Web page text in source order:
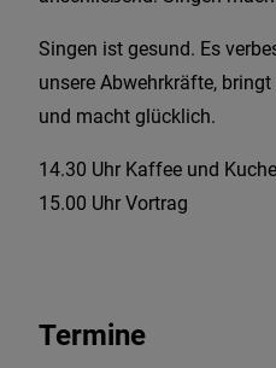
Singen ist gesund. Es
unsere Abwehrkräfte,
und macht glücklich.
14.30 Uhr Kaffee und
15.00 Uhr Vortrag
Termine